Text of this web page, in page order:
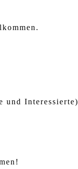
und Interessierte)